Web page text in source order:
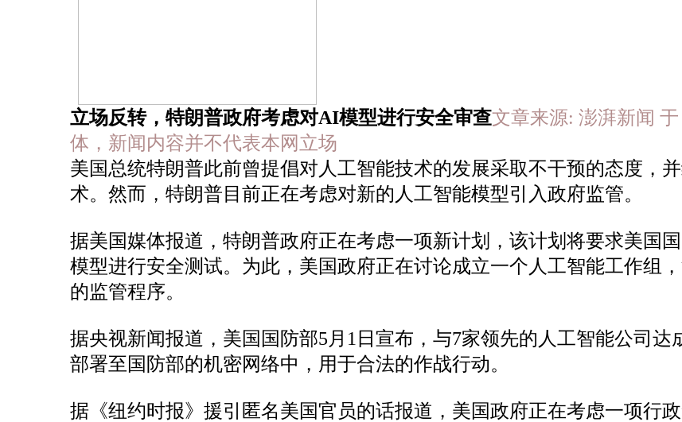
立场反转，特朗普政府考虑对AI模型进行安全审查文章来源: 澎湃新闻 于
体，新闻内容并不代表本网立场
美国总统特朗普此前曾提倡对人工智能技术的发展采取不干预的态度，
术。然而，特朗普目前正在考虑对新的人工智能模型引入政府监管。
据美国媒体报道，特朗普政府正在考虑一项新计划，该计划将要求美国
模型进行安全测试。为此，美国政府正在讨论成立一个人工智能工作组
的监管程序。
据央视新闻报道，美国国防部5月1日宣布，与7家领先的人工智能公司
部署至国防部的机密网络中，用于合法的作战行动。
据《纽约时报》援引匿名美国官员的话报道，美国政府正在考虑一项行